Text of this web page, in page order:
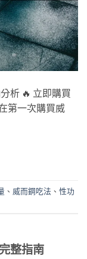
析 🔥 立即購買
第一次購買威
、 威而鋼吃法 、 性功
整指南